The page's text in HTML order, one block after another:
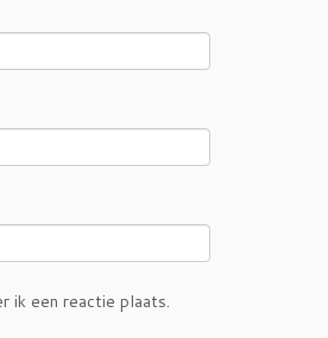
ik een reactie plaats.